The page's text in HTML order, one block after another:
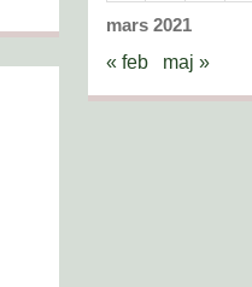
mars 2021
« feb maj »